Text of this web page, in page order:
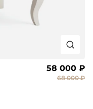
58 000 ₽
68 000 ₽